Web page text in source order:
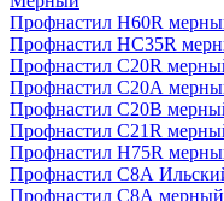
Профнастил H60R
Профнастил HC35R
Профнастил С20R
Профнастил С20А
Профнастил С20В
Профнастил С21R
Профнастил Н75R
Профнастил С8А
Профнастил С8А мерный